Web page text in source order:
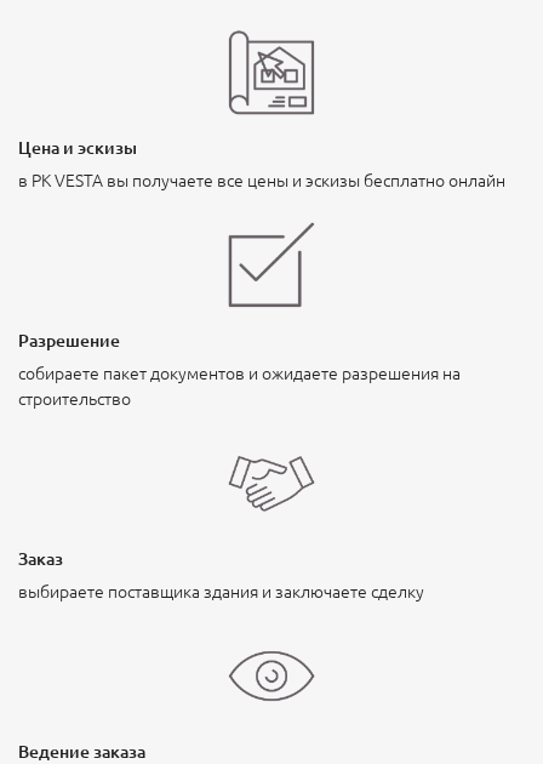
Цена и эскизы
в PK VESTA вы получаете все цены и эскизы бесплатно онлайн
Разрешение
собираете пакет документов и ожидаете разрешения на
строительство
Заказ
выбираете поставщика здания и заключаете сделку
Ведение заказа